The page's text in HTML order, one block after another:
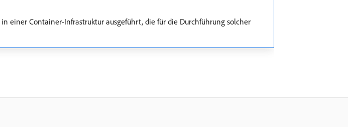
einer Container-Infrastruktur ausgeführt, die für die Durchführung solcher